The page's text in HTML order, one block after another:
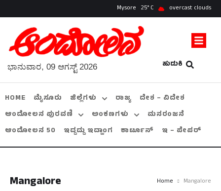
Mysore 25 overcast clouds
ಹುಡುಕಿ
ಭಾನುವಾರ, 09 ಆಗಸ್ಟ್ 2026
HOME ಮೈಸೂರು ಜಿಲ್ಲೆಗಳು ರಾಜ್ಯ
ದೇಶ – ವಿದೇಶ
ಆಂದೋಲನ ಪುರವಣಿ
ಅಂಕಣಗಳು
ಮನರಂಜನೆ
ಆಂದೋಲನ 50
ಇದ್ದದ್ದು ಇದ್ಹಾಂಗ ಕಾರ್ಟೂನ್ ಇ – ಪೇಪರ್
Mangalore Home Mangalore